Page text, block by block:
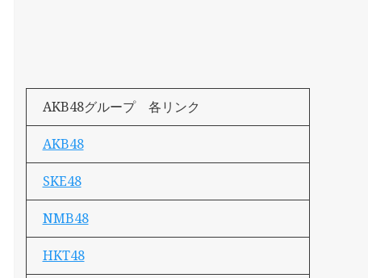
AKB48グループ 各リンク
AKB48
SKE48
NMB48
HKT48